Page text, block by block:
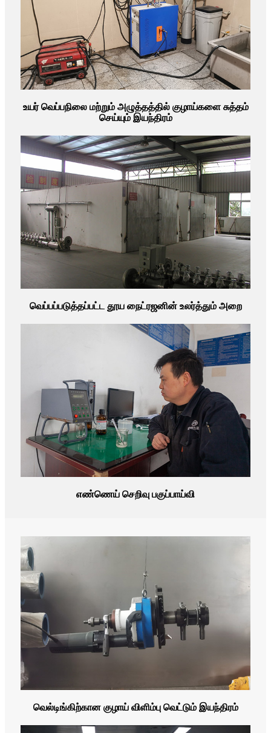
உயர் வெப்பநிலை மற்றும் அழுத்தத்தில் குழாய்களை சுத்தம்
செய்யும் இயந்திரம்
வெப்பப்படுத்தப்பட்ட தூய நைட்ரஜனின் உலர்த்தும் அறை
எண்ணெய் செறிவு பகுப்பாய்வி
வெல்டிங்கிற்கான குழாய் விளிம்பு வெட்டும் இயந்திரம்